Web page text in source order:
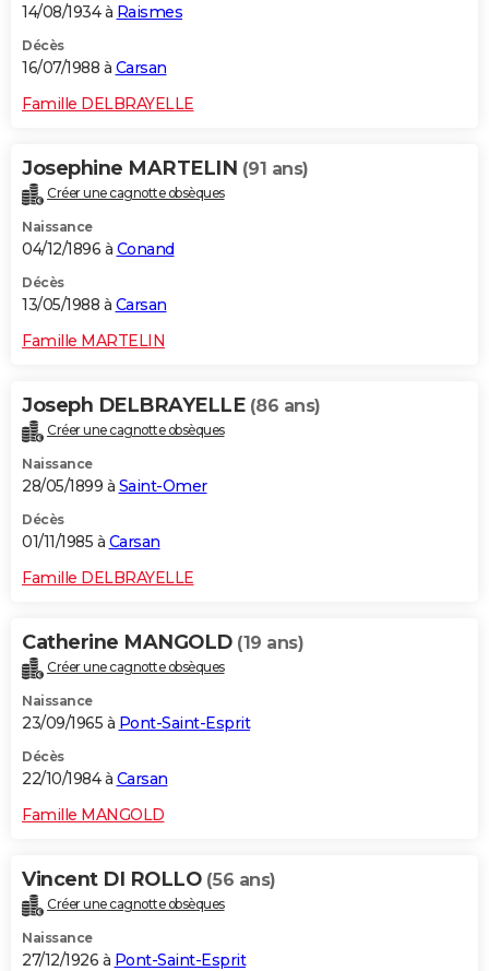
14/08/1934 à Raismes
Décès
16/07/1988 à Carsan
Famille DELBRAYELLE
Josephine MARTELIN (91 ans)
Créer une cagnotte obsèques
Naissance
04/12/1896 à Conand
Décès
13/05/1988 à Carsan
Famille MARTELIN
Joseph DELBRAYELLE (86 ans)
Créer une cagnotte obsèques
Naissance
28/05/1899 à Saint-Omer
Décès
01/11/1985 à Carsan
Famille DELBRAYELLE
Catherine MANGOLD (19 ans)
Créer une cagnotte obsèques
Naissance
23/09/1965 à Pont-Saint-Esprit
Décès
22/10/1984 à Carsan
Famille MANGOLD
Vincent DI ROLLO (56 ans)
Créer une cagnotte obsèques
Naissance
27/12/1926 à Pont-Saint-Esprit